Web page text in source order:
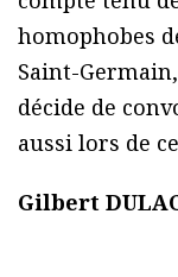
homophobes
Saint-
décide de
aussi lors de
Gilbert